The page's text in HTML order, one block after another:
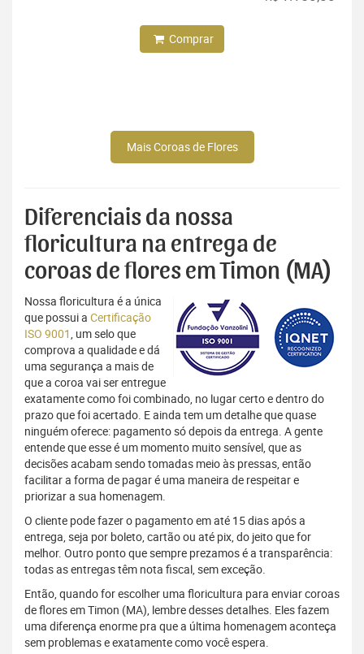
Comprar
Mais Coroas de Flores
Diferenciais da nossa
floricultura na entrega de
coroas de flores em Timon (MA)
Nossa floricultura é a única
que possui a Certificação
ISO 9001, um selo que
comprova a qualidade e dá
uma segurança a mais de
que a coroa vai ser entregue
exatamente como foi combinado, no lugar certo e dentro do
prazo que foi acertado. E ainda tem um detalhe que quase
ninguém oferece: pagamento só depois da entrega. A gente
entende que esse é um momento muito sensível, que as
decisões acabam sendo tomadas meio às pressas, então
facilitar a forma de pagar é uma maneira de respeitar e
priorizar a sua homenagem.
O cliente pode fazer o pagamento em até 15 dias após a
entrega, seja por boleto, cartão ou até pix, do jeito que for
melhor. Outro ponto que sempre prezamos é a transparência:
todas as entregas têm nota fiscal, sem exceção.
Então, quando for escolher uma floricultura para enviar coroas
de flores em Timon (MA), lembre desses detalhes. Eles fazem
uma diferença enorme pra que a última homenagem aconteça
sem problemas e exatamente como você espera.